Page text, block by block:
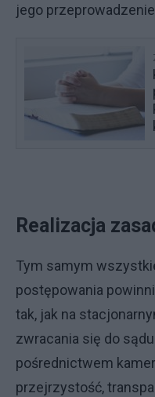
jego
Realizacja
Tym samym
postępowania
tak, jak na
zwracania się do
pośrednictwem
przejrzystość,